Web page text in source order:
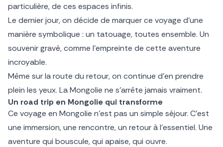
particulière, de ces espaces infinis.
Le dernier jour, on décide de marquer ce voyage d’une
manière symbolique : un tatouage, toutes ensemble. Un
souvenir gravé, comme l’empreinte de cette aventure
incroyable.
Même sur la route du retour, on continue d’en prendre
plein les yeux. La Mongolie ne s’arrête jamais vraiment.
Un road trip en Mongolie qui transforme
Ce voyage en Mongolie n’est pas un simple séjour. C’est
une immersion, une rencontre, un retour à l’essentiel. Une
aventure qui bouscule, qui apaise, qui ouvre.